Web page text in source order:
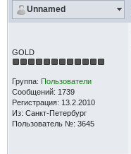
Unnamed
GOLD
Группа: Пользователи
Сообщений: 1739
Регистрация: 13.2.2010
Из: Санкт-Петербург
Пользователь №: 3645